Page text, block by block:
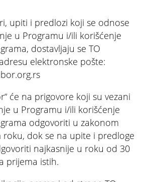
upiti i predlozi koji se odnose
u Programu i/ili korišćenje
dostavljaju se TO
elektronske pošte:
će na prigovore koji su vezani
u Programu i/ili korišćenje
odgovoriti u zakonom
dok se na upite i predloge
najkasnije u roku od 30
prijema istih.
ŠTA
VIDETI FEATURED
Dino park